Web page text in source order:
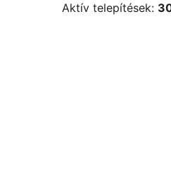
Aktív telepítések: